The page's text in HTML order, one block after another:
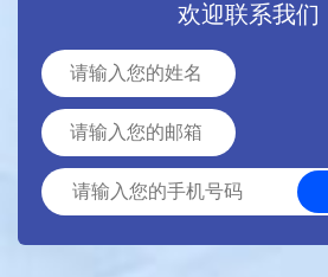
欢迎联系我们